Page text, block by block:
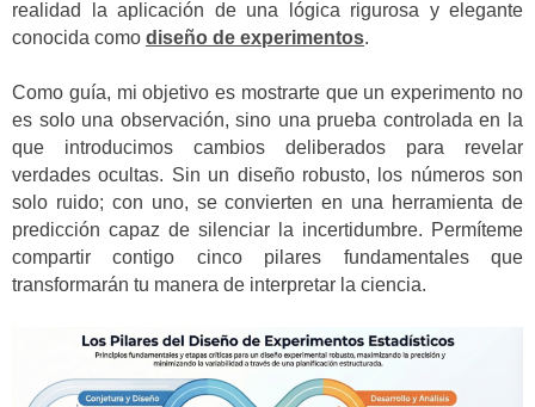
realidad la aplicación de una lógica rigurosa y elegante
conocida como diseño de experimentos.
Como guía, mi objetivo es mostrarte que un experimento no
es solo una observación, sino una prueba controlada en la
que introducimos cambios deliberados para revelar
verdades ocultas. Sin un diseño robusto, los números son
solo ruido; con uno, se convierten en una herramienta de
predicción capaz de silenciar la incertidumbre. Permíteme
compartir contigo cinco pilares fundamentales que
transformarán tu manera de interpretar la ciencia.